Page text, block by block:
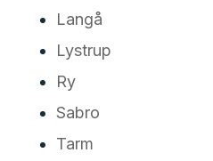
Langå
Lystrup
Ry
Sabro
Tarm